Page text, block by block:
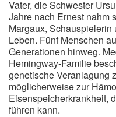
Vater, die Schwester
Jahre nach Ernest nahm
Margaux,
Leben. Fünf Menschen
Generationen hinweg.
Hemingway-Familie
genetische Veranlagung
möglicherweise zur
Eisenspeicherkrankheit,
führen kann.